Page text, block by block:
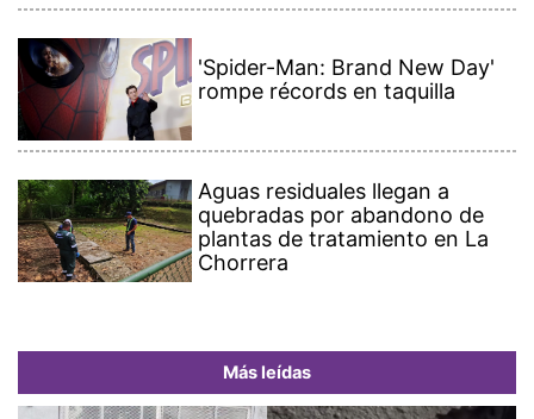
'Spider-Man: Brand New Day'
rompe récords en taquilla
Aguas residuales llegan a
quebradas por abandono de
plantas de tratamiento en La
Chorrera
Más leídas